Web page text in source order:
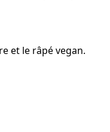
et le râpé vegan.